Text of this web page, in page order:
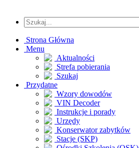
Strona Główna
Menu
Aktualności
Strefa pobierania
Szukaj
Przydatne
Wzory dowodów
VIN Decoder
Instrukcje i porady
Urzędy
Konserwator zabytków
Stacje (SKP)